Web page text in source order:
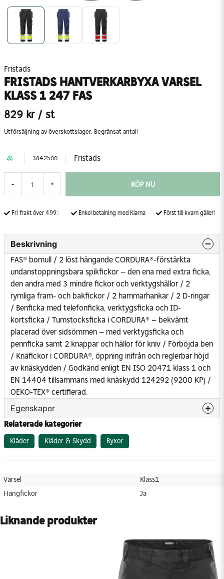
Fristads
FRISTADS HANTVERKARBYXA VARSEL
KLASS 1 247 FAS
829 kr / st
Utförsäljning av överskottslager. Begränsat antal!
3842500 Fristads
- + KÖP NU
Fri frakt över 499:- Enkel betalning med Klarna Först till kvarn gäller!
Beskrivning
FAS® bomull / 2 löst hängande CORDURA®-förstärkta
undanstoppningsbara spikfickor – den ena med extra ficka,
den andra med 3 mindre fickor och verktygshällor / 2
rymliga fram- och bakfickor / 2 hammarhankar / 2 D-ringar
/ Benficka med telefonficka, verktygsficka och ID-
kortsficka / Tumstocksficka i CORDURA® – bekvämt
placerad över sidsömmen – med verktygsficka och
pennficka samt 2 knappar och hällor för kniv / Förböjda ben
/ Knäfickor i CORDURA®, öppning inifrån och reglerbar höjd
av knäskydden / Godkänd enligt EN ISO 20471 klass 1 och
EN 14404 tillsammans med knäskydd 124292 (9200 KP) /
OEKO-TEX® certifierad.
Egenskaper
Varsel
Hängfickor
Relaterade kategorier
Kläder Kläder & Skydd Byxor
Varsel
Klass1
Hängfickor
Ja
Liknande produkter